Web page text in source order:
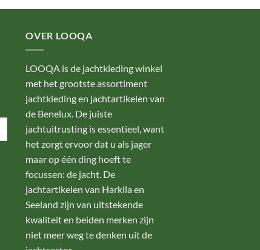
OVER LOOQA
LOOQA is de jachtkleding winkel
met het grootste assortiment
jachtkleding en jachtartikelen van
de Benelux. De juiste
jachtuitrusting is essentieel, want
het zorgt ervoor dat u als jager
maar op één ding hoeft te
focussen: de jacht. De
jachtartikelen van Harkila en
Seeland zijn van uitstekende
kwaliteit en beiden merken zijn
niet meer weg te denken uit de